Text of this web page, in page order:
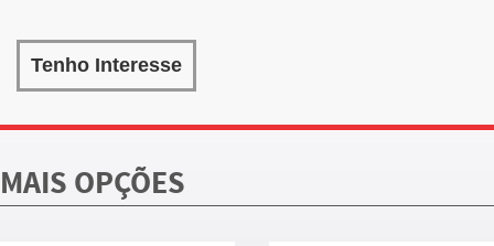
Tenho Interesse
MAIS OPÇÕES